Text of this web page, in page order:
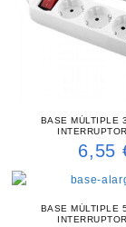
BASE MÚLTIPLE
6,55
BASE MÚLTIPLE